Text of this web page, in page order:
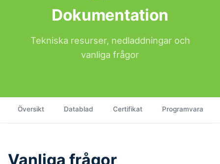
Dokumentation
Tekniska resurser, nedladdningar och
vanliga frågor
Översikt Datablad Certifikat Programvara
Vanliga frågor